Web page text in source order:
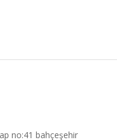
no:41 bahçeşehir